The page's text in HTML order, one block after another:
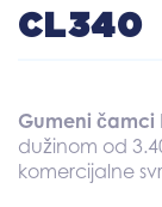
CL340
Gumeni čamci
dužinom od
komercijalne